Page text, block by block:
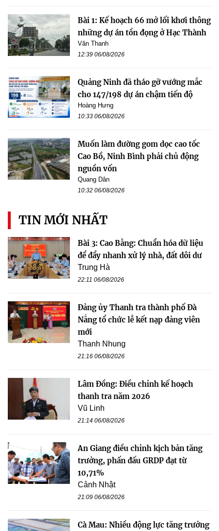
Bài 1: Kế hoạch 66 mở lối khơi thông
những dự án tồn đọng ở Hạc Thành
Văn Thanh
12:39 06/08/2026
Quảng Ninh đã tháo gỡ vướng mắc
cho 147/198 dự án chậm tiến độ
Hoàng Hưng
10:33 06/08/2026
Muốn làm đường gom dọc cao tốc
Cao Bồ, Ninh Bình phải chủ động
nguồn vốn
Quang Dân
10:32 06/08/2026
TIN MỚI NHẤT
Bài 3: Cao Bằng: Chuẩn hóa dữ liệu
để đẩy nhanh xử lý nhà, đất dôi dư
Trung Hà
22:11 06/08/2026
Đảng ủy Thanh tra thành phố Đà
Nẵng tổ chức lễ kết nạp đảng viên
mới
Thanh Nhung
21:16 06/08/2026
Lâm Đồng: Điều chỉnh kế hoạch
thanh tra năm 2026
Vũ Linh
21:14 06/08/2026
An Giang điều chỉnh kịch bản tăng
trưởng, phấn đấu GRDP đạt từ
10,71%
Cảnh Nhật
21:09 06/08/2026
Cà Mau: Nhiều động lực tăng trưởng